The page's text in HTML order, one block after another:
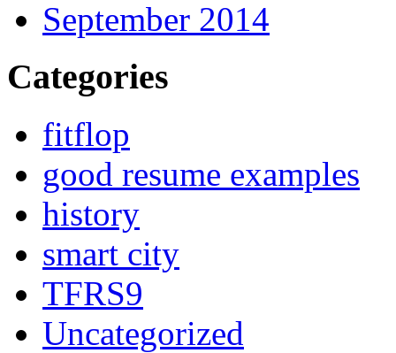
September 2014
Categories
fitflop
good resume examples
history
smart city
TFRS9
Uncategorized